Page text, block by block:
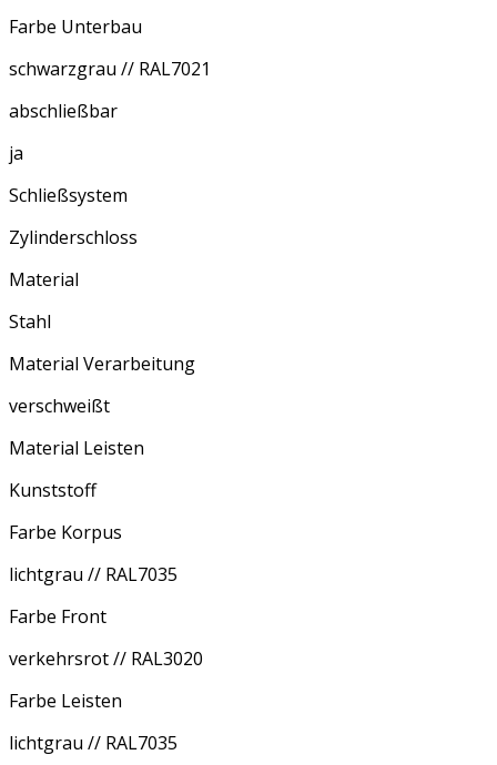
Farbe Unterbau
schwarzgrau // RAL7021
abschließbar
ja
Schließsystem
Zylinderschloss
Material
Stahl
Material Verarbeitung
verschweißt
Material Leisten
Kunststoff
Farbe Korpus
lichtgrau // RAL7035
Farbe Front
verkehrsrot // RAL3020
Farbe Leisten
lichtgrau // RAL7035